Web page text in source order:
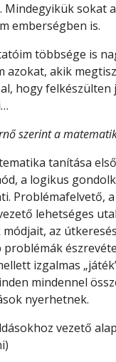
Mindegyikük sokat
emberségben is.
többsége is
azokat, akik
hogy felkészülten
szerint a
tanítása
a logikus
Problémafelvető,
lehetséges
az
izgalmas
mindennel
nyerhetnek.
vezető